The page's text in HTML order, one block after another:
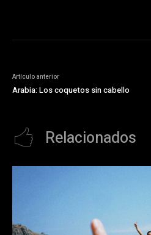
Artículo anterior
Arabia: Los coquetos sin cabello
Relacionados